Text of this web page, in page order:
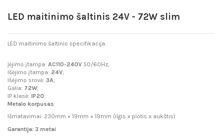
LED maitinimo šaltinis 24V - 72W slim
LED maitinimo šaltinio specifikacija:
Įėjimo įtampa: AC110-240V 50/60Hz;
Išėjimo įtampa: 24V;
Išėjimo srovė: 3A;
Galia: 72W;
IP klasė: IP20
Metalo korpusas
Išmatavimai: 230mm × 19mm × 19mm (ilgis x plotis x aukštis)
Garantija: 3 metai